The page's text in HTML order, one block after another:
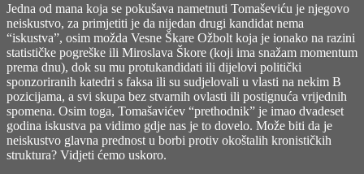
Jedna od mana koja se pokušava nametnuti Tomaševiću je njegovo
neiskustvo, za primjetiti je da nijedan drugi kandidat nema
“iskustva”, osim možda Vesne Škare Ožbolt koja je ionako na razini
statističke pogreške ili Miroslava Škore (koji ima snažam momentum
prema dnu), dok su mu protukandidati ili dijelovi politički
sponzoriranih katedri s faksa ili su sudjelovali u vlasti na nekim B
pozicijama, a svi skupa bez stvarnih ovlasti ili postignuća vrijednih
spomena. Osim toga, Tomašavićev “prethodnik” je imao dvadeset
godina iskustva pa vidimo gdje nas je to dovelo. Može biti da je
neiskustvo glavna prednost u borbi protiv okoštalih kronističkih
struktura? Vidjeti ćemo uskoro.